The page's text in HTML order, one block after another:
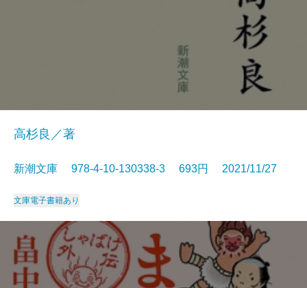
高杉良／著
新潮文庫 978-4-10-130338-3 693円 2021/11/27
文庫電子書籍あり